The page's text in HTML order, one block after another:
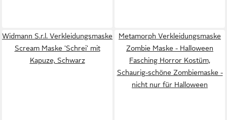
Widmann S.r.l. Verkleidungsmaske
Scream Maske 'Schrei' mit
Kapuze, Schwarz
Metamorph Verkleidungsmaske
Zombie Maske - Halloween
Fasching Horror Kostüm,
Schaurig-schöne Zombiemaske -
nicht nur für Halloween